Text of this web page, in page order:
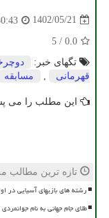
1402/05/21
0.0
/
5
تگهای خبر:
قهرمانی
مسابقه
این مطلب را می
تازه ترین مطالب
رشته های بازیهای آسیایی
طلای جام جهانی به نام